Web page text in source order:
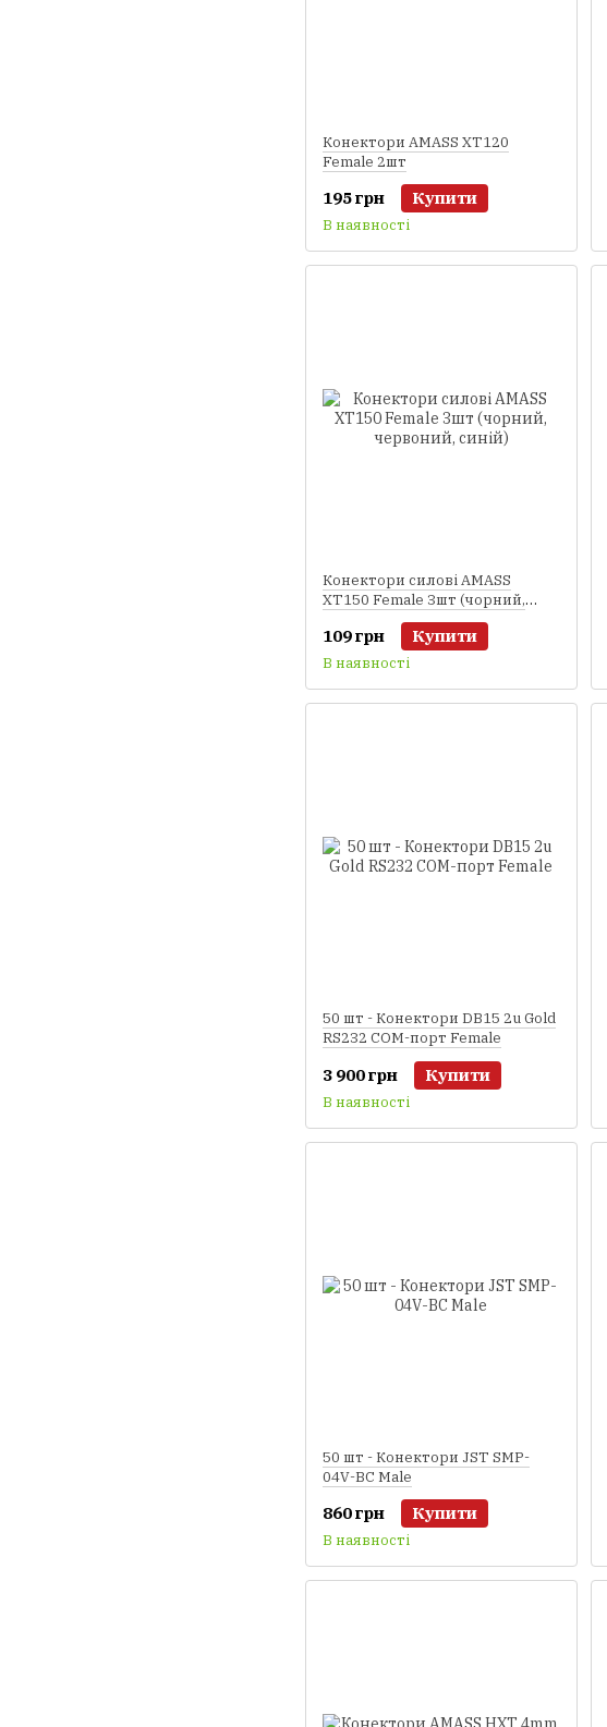
Конектори AMASS XT120
Female 2шт
195 грн Купити
В наявності
Конектори силові AMASS
XT150 Female 3шт (чорний,
червоний, синій)
109 грн Купити
В наявності
50 шт - Конектори DB15 2u Gold
RS232 COM-порт Female
3 900 грн Купити
В наявності
50 шт - Конектори JST SMP-
04V-BC Male
860 грн Купити
В наявності